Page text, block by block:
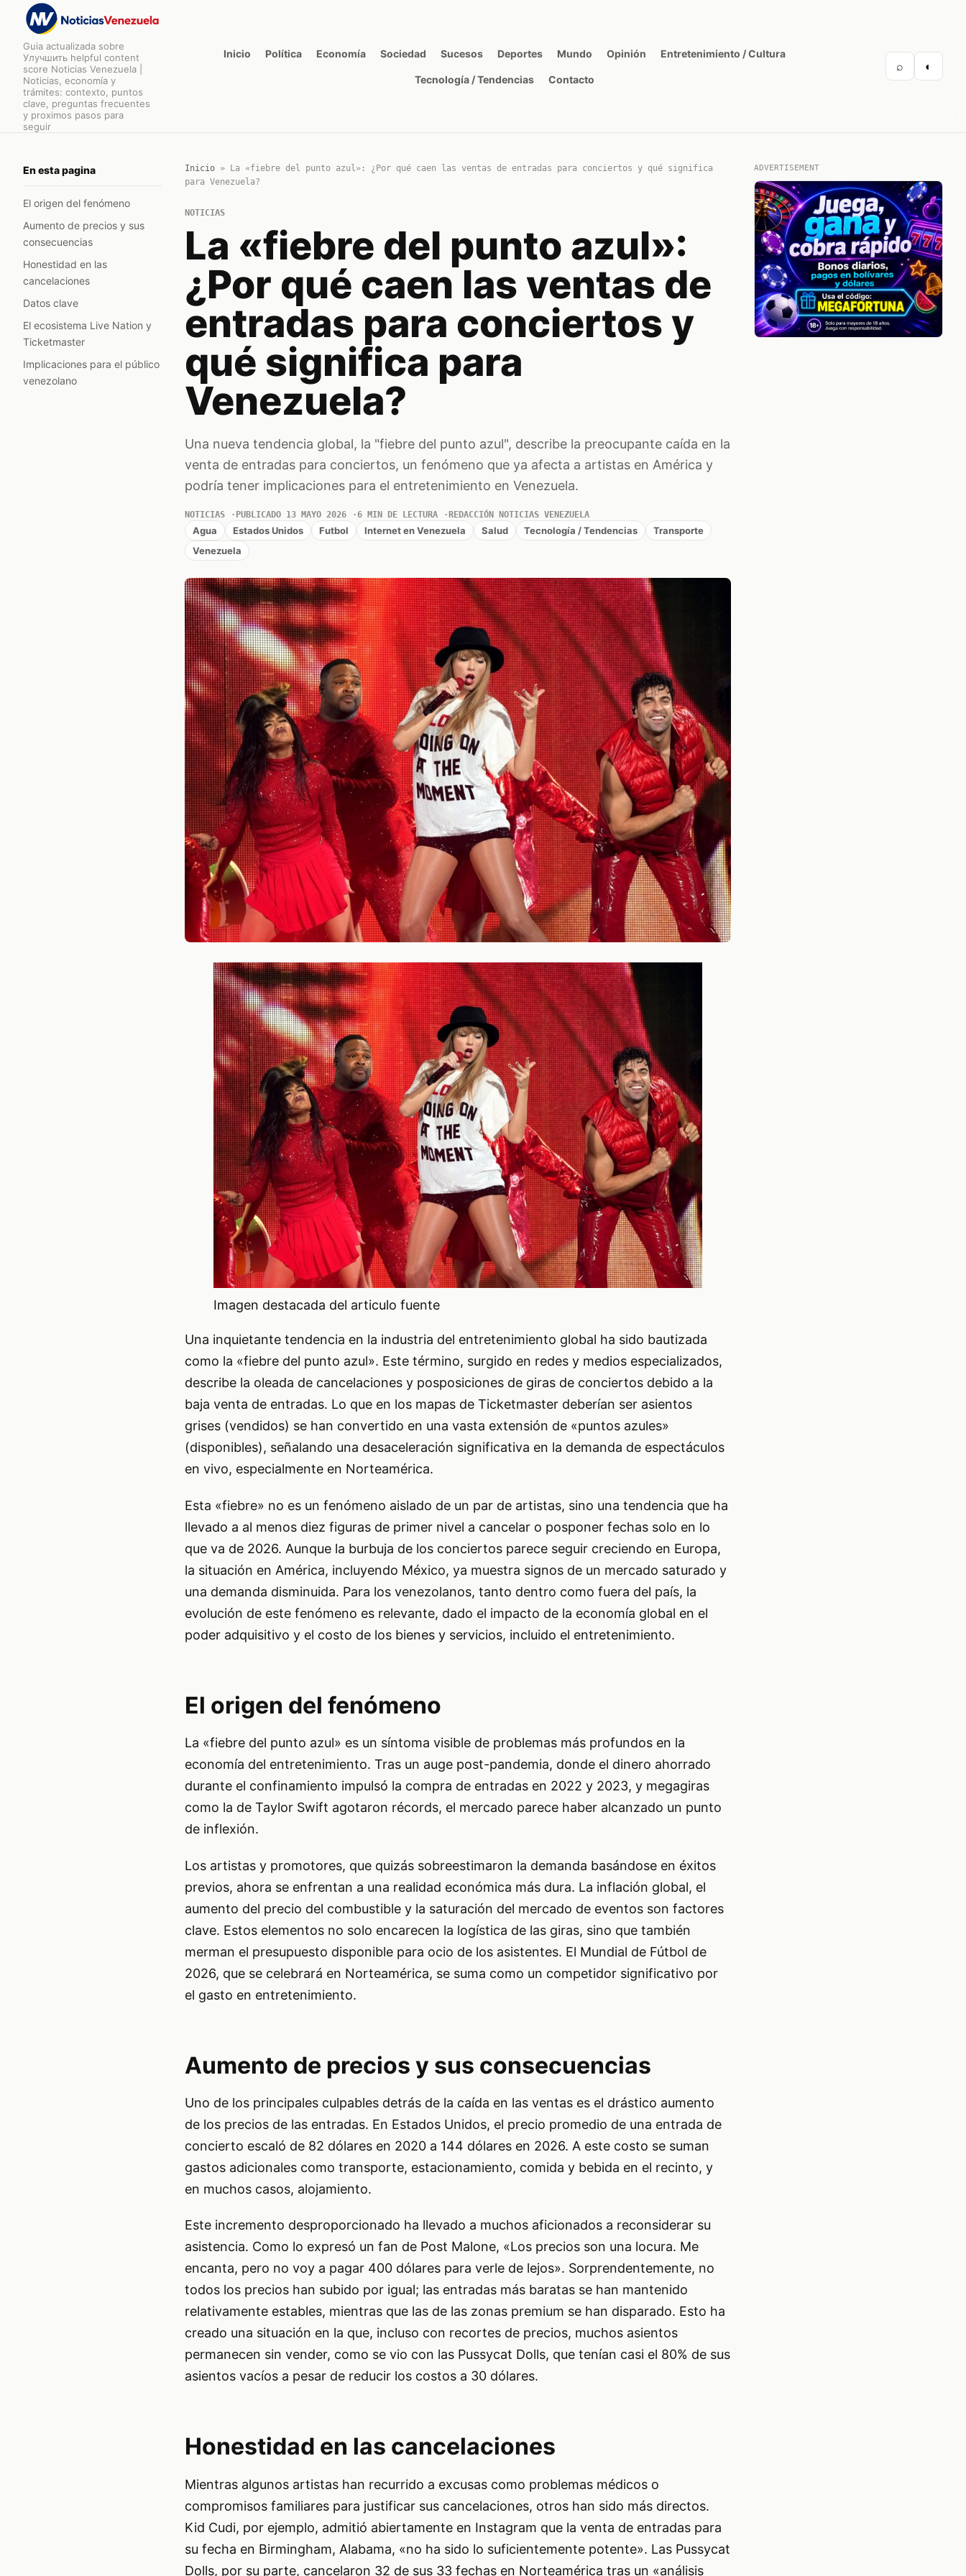
Guia actualizada sobre
Улучшить helpful content
score Noticias Venezuela |
Noticias, economía y
trámites: contexto, puntos
clave, preguntas frecuentes
y proximos pasos para
seguir
Inicio Política Economía Sociedad Sucesos Deportes Mundo Opinión Entretenimiento / Cultura
Tecnología / Tendencias Contacto
⌕ ◐
En esta pagina
El origen del fenómeno
Aumento de precios y sus
consecuencias
Honestidad en las
cancelaciones
Datos clave
El ecosistema Live Nation y
Ticketmaster
Implicaciones para el público
venezolano
Inicio»
La «fiebre del punto azul»: ¿Por qué caen las ventas de entradas para conciertos y qué significa
para Venezuela?
NOTICIAS
La «fiebre del punto azul»:
¿Por qué caen las ventas de
entradas para conciertos y
qué significa para
Venezuela?
Una nueva tendencia global, la "fiebre del punto azul", describe la preocupante caída en la
venta de entradas para conciertos, un fenómeno que ya afecta a artistas en América y
podría tener implicaciones para el entretenimiento en Venezuela.
NOTICIAS PUBLICADO 13 MAYO 2026 6 MIN DE LECTURA REDACCIÓN NOTICIAS VENEZUELA
Agua Estados Unidos Futbol Internet en Venezuela Salud Tecnología / Tendencias
Transporte
Venezuela
Imagen destacada del articulo fuente
Una inquietante tendencia en la industria del entretenimiento global ha sido bautizada
como la «fiebre del punto azul». Este término, surgido en redes y medios especializados,
describe la oleada de cancelaciones y posposiciones de giras de conciertos debido a la
baja venta de entradas. Lo que en los mapas de Ticketmaster deberían ser asientos
grises (vendidos) se han convertido en una vasta extensión de «puntos azules»
(disponibles), señalando una desaceleración significativa en la demanda de espectáculos
en vivo, especialmente en Norteamérica.
Esta «fiebre» no es un fenómeno aislado de un par de artistas, sino una tendencia que ha
llevado a al menos diez figuras de primer nivel a cancelar o posponer fechas solo en lo
que va de 2026. Aunque la burbuja de los conciertos parece seguir creciendo en Europa,
la situación en América, incluyendo México, ya muestra signos de un mercado saturado y
una demanda disminuida. Para los venezolanos, tanto dentro como fuera del país, la
evolución de este fenómeno es relevante, dado el impacto de la economía global en el
poder adquisitivo y el costo de los bienes y servicios, incluido el entretenimiento.
El origen del fenómeno
La «fiebre del punto azul» es un síntoma visible de problemas más profundos en la
economía del entretenimiento. Tras un auge post-pandemia, donde el dinero ahorrado
durante el confinamiento impulsó la compra de entradas en 2022 y 2023, y megagiras
como la de Taylor Swift agotaron récords, el mercado parece haber alcanzado un punto
de inflexión.
Los artistas y promotores, que quizás sobreestimaron la demanda basándose en éxitos
previos, ahora se enfrentan a una realidad económica más dura. La inflación global, el
aumento del precio del combustible y la saturación del mercado de eventos son factores
clave. Estos elementos no solo encarecen la logística de las giras, sino que también
merman el presupuesto disponible para ocio de los asistentes. El Mundial de Fútbol de
2026, que se celebrará en Norteamérica, se suma como un competidor significativo por
el gasto en entretenimiento.
Aumento de precios y sus consecuencias
Uno de los principales culpables detrás de la caída en las ventas es el drástico aumento
de los precios de las entradas. En Estados Unidos, el precio promedio de una entrada de
concierto escaló de 82 dólares en 2020 a 144 dólares en 2026. A este costo se suman
gastos adicionales como transporte, estacionamiento, comida y bebida en el recinto, y
en muchos casos, alojamiento.
Este incremento desproporcionado ha llevado a muchos aficionados a reconsiderar su
asistencia. Como lo expresó un fan de Post Malone, «Los precios son una locura. Me
encanta, pero no voy a pagar 400 dólares para verle de lejos». Sorprendentemente, no
todos los precios han subido por igual; las entradas más baratas se han mantenido
relativamente estables, mientras que las de las zonas premium se han disparado. Esto ha
creado una situación en la que, incluso con recortes de precios, muchos asientos
permanecen sin vender, como se vio con las Pussycat Dolls, que tenían casi el 80% de sus
asientos vacíos a pesar de reducir los costos a 30 dólares.
Honestidad en las cancelaciones
Mientras algunos artistas han recurrido a excusas como problemas médicos o
compromisos familiares para justificar sus cancelaciones, otros han sido más directos.
Kid Cudi, por ejemplo, admitió abiertamente en Instagram que la venta de entradas para
su fecha en Birmingham, Alabama, «no ha sido lo suficientemente potente». Las Pussycat
Dolls, por su parte, cancelaron 32 de sus 33 fechas en Norteamérica tras un «análisis
ADVERTISEMENT